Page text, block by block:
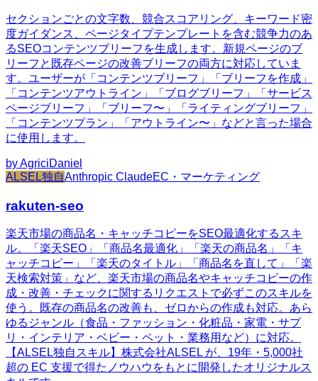
セクションごとの文字数、競合スコアリング、キーワード密
度ガイダンス、ページタイプテンプレートを含む競争力のあ
るSEOコンテンツブリーフを生成します。新規ページのブ
リーフと既存ページの改善ブリーフの両方に対応していま
す。ユーザーが「コンテンツブリーフ」「ブリーフを作成」
「コンテンツアウトライン」「ブログブリーフ」「サービス
ページブリーフ」「ブリーフ〜」「ライティングブリーフ」
「コンテンツプラン」「アウトライン〜」などと言った場合
に使用します。
byAgriciDaniel
ALSEL独自Anthropic ClaudeEC・マーケティング
rakuten-seo
楽天市場の商品名・キャッチコピーをSEO最適化するスキ
ル。「楽天SEO」「商品名最適化」「楽天の商品名」「キ
ャッチコピー」「楽天のタイトル」「商品名を直して」「楽
天検索対策」など、楽天市場の商品名やキャッチコピーの作
成・改善・チェックに関するリクエストで必ずこのスキルを
使う。既存の商品名の改善も、ゼロからの作成も対応。あら
ゆるジャンル（食品・ファッション・化粧品・家電・サプ
リ・インテリア・ベビー・ペット・業務用など）に対応。
【ALSEL独自スキル】株式会社ALSEL が、19年・5,000社
超の EC 支援で得たノウハウをもとに開発したオリジナルス